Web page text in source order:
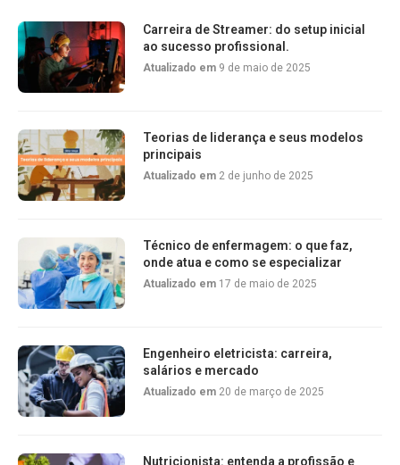
Carreira de Streamer: do setup inicial
ao sucesso profissional.
Atualizado em 9 de maio de 2025
Teorias de liderança e seus modelos
principais
Atualizado em 2 de junho de 2025
Técnico de enfermagem: o que faz,
onde atua e como se especializar
Atualizado em 17 de maio de 2025
Engenheiro eletricista: carreira,
salários e mercado
Atualizado em 20 de março de 2025
Nutricionista: entenda a profissão e